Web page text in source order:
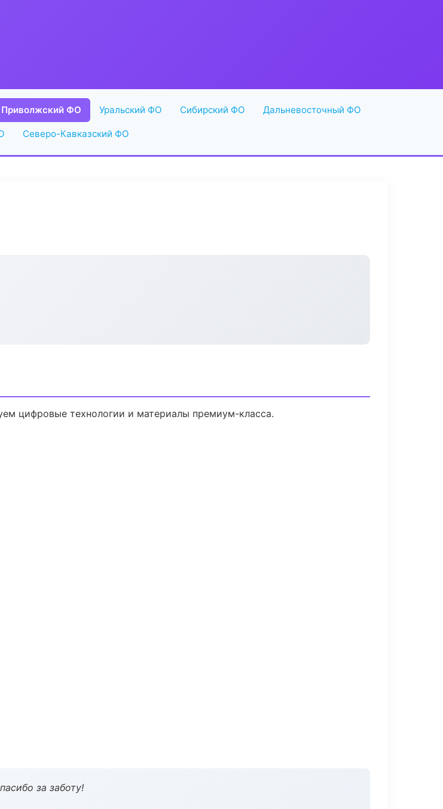
Приволжский ФО Уральский ФО Сибирский ФО Дальневосточный ФО
Северо-Кавказский ФО
цифровые технологии и материалы премиум-класса.
за заботу!